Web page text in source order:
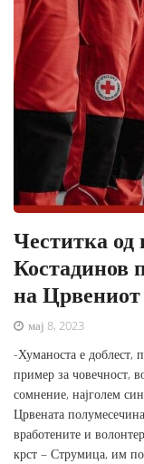
Честитка од
Костадинов
на Црвениот
мај 8, 2023
-Хуманоста е доблест,
пример за човечност,
сомнение, најголем
Црвената
вработените и
крст – Струмица, им